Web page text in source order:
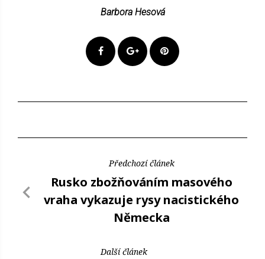
Barbora Hesová
Předchozí článek
Rusko zbožňováním masového
vraha vykazuje rysy nacistického
Německa
Další článek